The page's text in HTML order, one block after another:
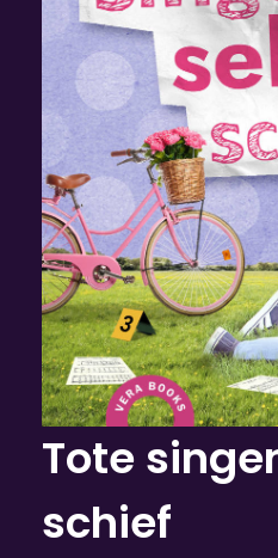
Tote
schief